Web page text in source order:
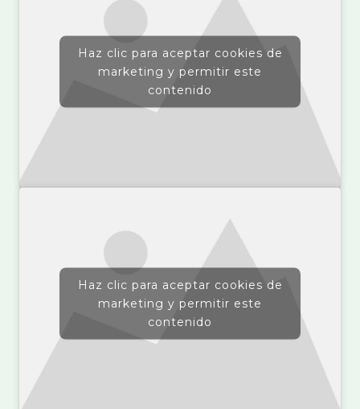
Haz clic para aceptar cookies de
marketing y permitir este
contenido
Haz clic para aceptar cookies de
marketing y permitir este
contenido